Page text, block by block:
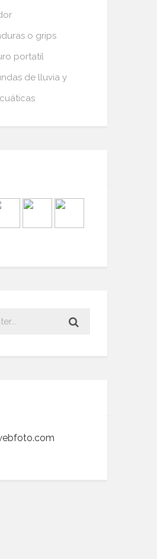
o grips
portatil
de lluvia y